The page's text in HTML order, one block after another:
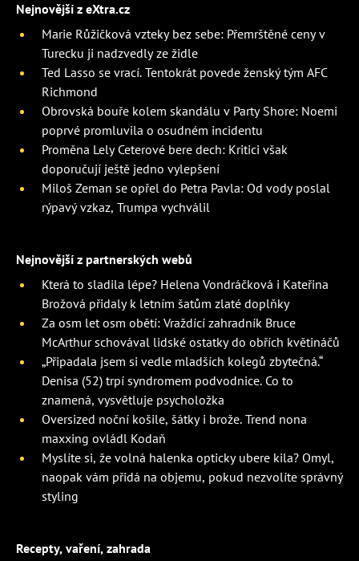
Nejnovější z eXtra.cz
Marie Růžičková vzteky bez sebe: Přemrštěné ceny v
Turecku ji nadzvedly ze židle
Ted Lasso se vrací. Tentokrát povede ženský tým AFC
Richmond
Obrovská bouře kolem skandálu v Party Shore: Noemi
poprvé promluvila o osudném incidentu
Proměna Lely Ceterové bere dech: Kritici však
doporučují ještě jedno vylepšení
Miloš Zeman se opřel do Petra Pavla: Od vody poslal
rýpavý vzkaz, Trumpa vychválil
Nejnovější z partnerských webů
Která to sladila lépe? Helena Vondráčková i Kateřina
Brožová přidaly k letním šatům zlaté doplňky
Za osm let osm obětí: Vraždící zahradník Bruce
McArthur schovával lidské ostatky do obřích květináčů
„Připadala jsem si vedle mladších kolegů zbytečná.“
Denisa (52) trpí syndromem podvodnice. Co to
znamená, vysvětluje psycholožka
Oversized noční košile, šátky i brože. Trend nona
maxxing ovládl Kodaň
Myslíte si, že volná halenka opticky ubere kila? Omyl,
naopak vám přidá na objemu, pokud nezvolíte správný
styling
Recepty, vaření, zahrada